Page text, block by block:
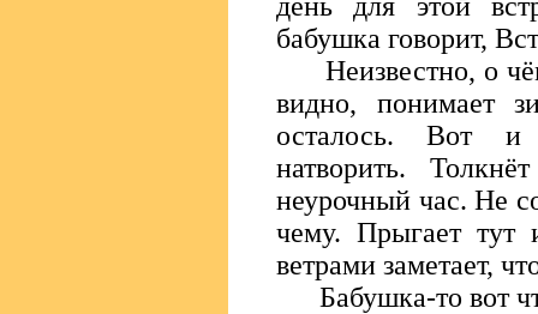
бабушка говорит,
Неизвестно, о
видно, понимает
осталось. Вот и
натворить.
неурочный час. Не
чему. Прыгает тут
ветрами заметает,
Бабушка-то вот